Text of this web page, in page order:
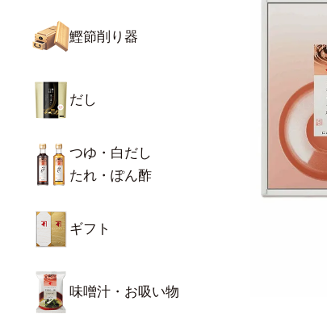
鰹節削り器
だし
つゆ・白だし
たれ・ぽん酢
ギフト
味噌汁・お吸い物